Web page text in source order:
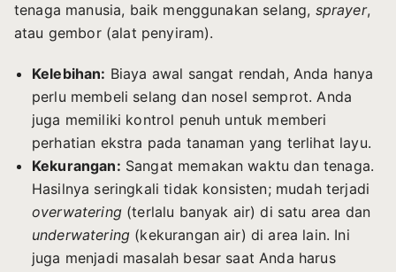
tenaga manusia, baik menggunakan selang, sprayer,
atau gembor (alat penyiram).
Kelebihan: Biaya awal sangat rendah, Anda hanya
perlu membeli selang dan nosel semprot. Anda
juga memiliki kontrol penuh untuk memberi
perhatian ekstra pada tanaman yang terlihat layu.
Kekurangan: Sangat memakan waktu dan tenaga.
Hasilnya seringkali tidak konsisten; mudah terjadi
overwatering(terlalu banyak air) di satu area dan
underwatering (kekurangan air) di area lain. Ini
juga menjadi masalah besar saat Anda harus